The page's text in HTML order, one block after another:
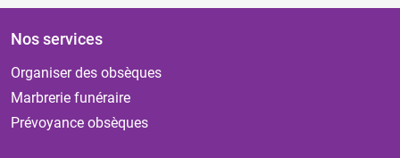
Nos services
Organiser des obsèques
Marbrerie funéraire
Prévoyance obsèques